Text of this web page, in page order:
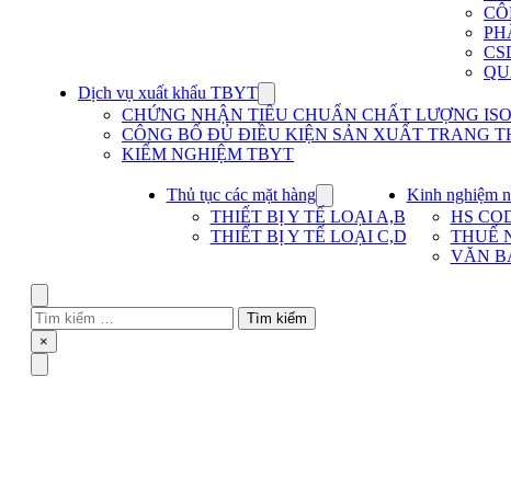
Dịch vụ xuất khẩu TBYT
submenu
for
Dịch
vụ
khẩu
TBYT
CHỨNG NHẬN TIÊU CHUẨN CHẤT LƯỢNG ISO
CÔNG BỐ ĐỦ ĐIỀU KIỆN SẢN XUẤT TRANG
KIỂM NGHIỆM TBYT
Thủ tục các mặt hàng
submenu
for
Thủ
THIẾT BỊ Y TẾ LOẠI A,B
THIẾT BỊ Y TẾ LOẠI C,D
Kinh nghiệm
HS
THUẾ
VĂN
Tìm
kiếm
cho:
Close
×